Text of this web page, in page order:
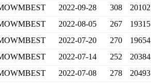
2022-09-28 308
20102
2022-08-05 267
19315
2022-07-20 270
19654
2022-07-14 252
20384
2022-07-08 278
20493